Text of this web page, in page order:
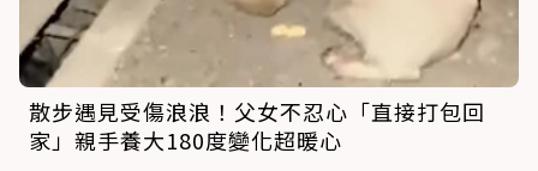
散步遇見受傷浪浪！父女不忍心「直接打包回
家」親手養大180度變化超暖心